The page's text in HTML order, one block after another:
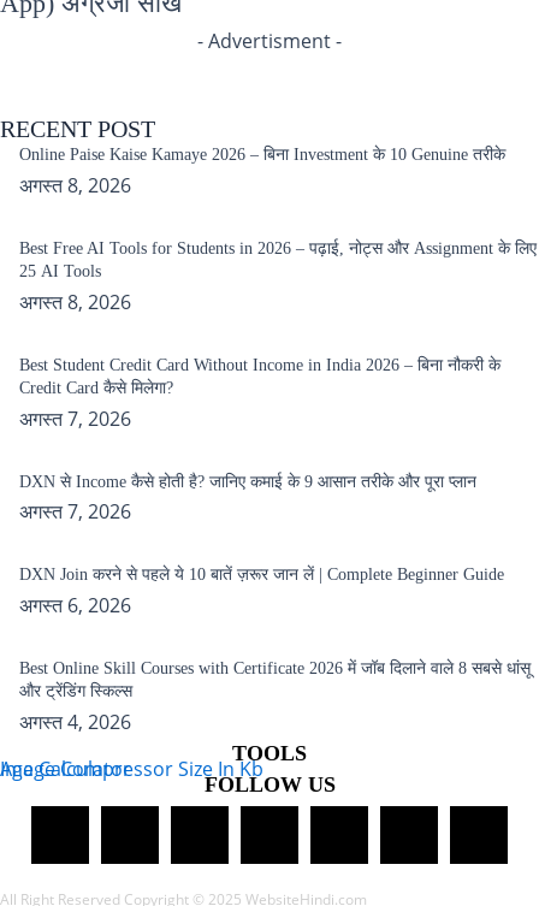
- Advertisment -
RECENT POST
Online Paise Kaise Kamaye 2026 – बिना Investment के 10 Genuine तरीके
अगस्त 8, 2026
Best Free AI Tools for Students in 2026 – पढ़ाई, नोट्स और Assignment के लिए
25 AI Tools
अगस्त 8, 2026
Best Student Credit Card Without Income in India 2026 – बिना नौकरी के
Credit Card कैसे मिलेगा?
अगस्त 7, 2026
DXN से Income कैसे होती है? जानिए कमाई के 9 आसान तरीके और पूरा प्लान
अगस्त 7, 2026
DXN Join करने से पहले ये 10 बातें ज़रूर जान लें | Complete Beginner Guide
अगस्त 6, 2026
Best Online Skill Courses with Certificate 2026 में जॉब दिलाने वाले 8 सबसे धांसू
और ट्रेंडिंग स्किल्स
अगस्त 4, 2026
TOOLS
Age Calculator
Image Compressor Size In Kb
FOLLOW US
All Right Reserved Copyright © 2025 WebsiteHindi.com